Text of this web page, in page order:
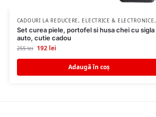
CADOURI LA REDUCERE, ELECTRICE & ELECTRONICE,
Set curea piele, portofel si husa chei cu sigla
auto, cutie cadou
255lei 192 lei
Adaugă în coș